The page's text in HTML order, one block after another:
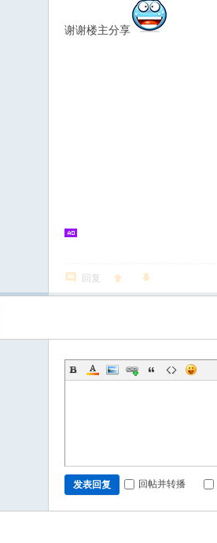
谢谢楼主分享
回复
发表回复 回帖并转播